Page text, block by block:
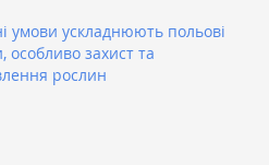
умови ускладнюють польові
особливо захист та
рослин